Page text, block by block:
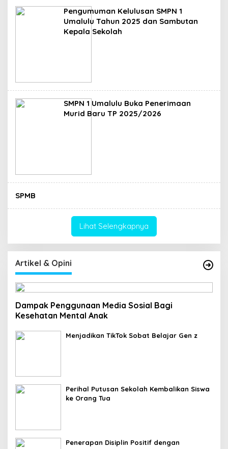
Pengumuman Kelulusan SMPN 1
Umalulu Tahun 2025 dan Sambutan
Kepala Sekolah
SMPN 1 Umalulu Buka Penerimaan
Murid Baru TP 2025/2026
SPMB
Lihat Selengkapnya
Artikel & Opini
Dampak Penggunaan Media Sosial Bagi
Kesehatan Mental Anak
Menjadikan TikTok Sobat Belajar Gen z
Perihal Putusan Sekolah Kembalikan Siswa
ke Orang Tua
Penerapan Disiplin Positif dengan